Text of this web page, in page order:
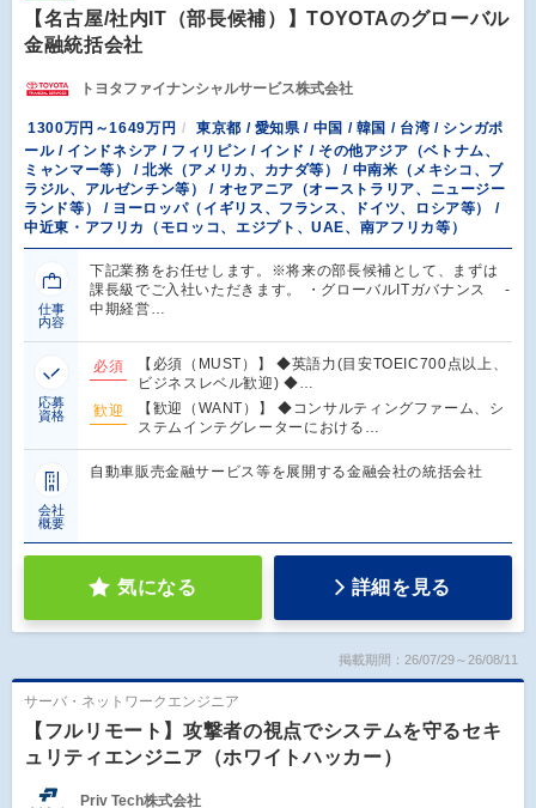
【名古屋/社内IT（部長候補）】TOYOTAのグローバル
金融統括会社
トヨタファイナンシャルサービス株式会社
1300万円～1649万円
東京都 / 愛知県 / 中国 / 韓国 / 台湾 / シンガポ
ール / インドネシア / フィリピン / インド / その他アジア（ベトナム、
ミャンマー等） / 北米（アメリカ、カナダ等） / 中南米（メキシコ、ブ
ラジル、アルゼンチン等） / オセアニア（オーストラリア、ニュージー
ランド等） / ヨーロッパ（イギリス、フランス、ドイツ、ロシア等） /
中近東・アフリカ（モロッコ、エジプト、UAE、南アフリカ等）
仕事
内容
下記業務をお任せします。※将来の部長候補として、まずは
課長級でご入社いただきます。 ・グローバルITガバナンス ‐
中期経営…
応募
資格
必須
【必須（MUST）】 ◆英語力(目安TOEIC700点以上、
ビジネスレベル歓迎) ◆…
歓迎
【歓迎（WANT）】 ◆コンサルティングファーム、シ
ステムインテグレーターにおける…
会社
概要
自動車販売金融サービス等を展開する金融会社の統括会社
気になる 詳細を見る
掲載期間：26/07/29～26/08/11
サーバ・ネットワークエンジニア
【フルリモート】攻撃者の視点でシステムを守るセキ
ュリティエンジニア（ホワイトハッカー）
Priv Tech株式会社